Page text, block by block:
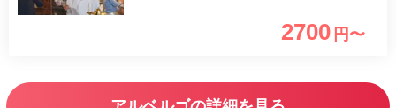
溢れるお洒落空間で、ゆったりとランチ
2700 円〜